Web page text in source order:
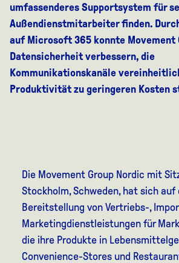
umfassenderes Supportsystem für
Außendienstmitarbeiter finden.
auf Microsoft 365 konnte Movement
Datensicherheit verbessern, die
Kommunikationskanäle
Produktivität zu geringeren Kosten
Die Movement Group Nordic mit
Stockholm, Schweden, hat sich auf
Bereitstellung von Vertriebs-,
Marketingdienstleistungen für
die ihre Produkte in
Convenience-Stores und